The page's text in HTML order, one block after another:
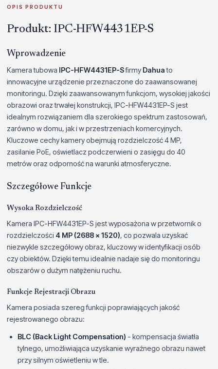
OPIS PRODUKTU
Produkt: IPC-HFW4431EP-S
Wprowadzenie
Kamera tubowa IPC-HFW4431EP-Sfirmy Dahuato
innowacyjne urządzenie przeznaczone do zaawansowanej
monitoringu. Dzięki zaawansowanym funkcjom, wysokiej jakości
obrazowi oraz trwałej konstrukcji, IPC-HFW4431EP-S jest
idealnym rozwiązaniem dla szerokiego spektrum zastosowań,
zarówno w domu, jak i w przestrzeniach komercyjnych.
Kluczowe cechy kamery obejmują rozdzielczość 4 MP,
zasilanie PoE, oświetlacz podczerwieni o zasięgu do 40
metrów oraz odporność na warunki atmosferyczne.
Szczegółowe Funkcje
Wysoka Rozdzielczość
Kamera IPC-HFW4431EP-S jest wyposażona w przetwornik o
rozdzielczości 4 MP (2688 x 1520), co pozwala uzyskać
niezwykle szczegółowy obraz, kluczowy w identyfikacji osób
czy obiektów. Dzięki temu idealnie nadaje się do monitoringu
obszarów o dużym natężeniu ruchu.
Funkcje Rejestracji Obrazu
Kamera posiada szereg funkcji poprawiających jakość
rejestrowanego obrazu:
BLC (Back Light Compensation) - kompensacja światła
tylnego, umożliwiająca uzyskanie wyraźnego obrazu nawet
przy silnym oświetleniu w tle.